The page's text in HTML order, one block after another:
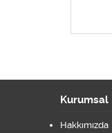
Kurumsal
Hakkımızda